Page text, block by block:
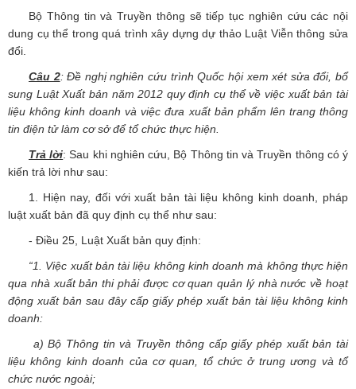
Bộ Thông tin và Truyền thông sẽ tiếp tục nghiên cứu các nội
dung cụ thể trong quá trình xây dựng dự thảo Luật Viễn thông sửa
đổi.
Câu 2: Đề nghị nghiên cứu trình Quốc hội xem xét sửa đổi, bổ
sung Luật Xuất bản năm 2012 quy định cụ thể về việc xuất bản tài
liệu không kinh doanh và việc đưa xuất bản phẩm lên trang thông
tin điện tử làm cơ sở để tổ chức thực hiện.
Trả lời: Sau khi nghiên cứu, Bộ Thông tin và Truyền thông có ý
kiến trả lời như sau:
1. Hiện nay, đối với xuất bản tài liệu không kinh doanh, pháp
luật xuất bản đã quy định cụ thể như sau:
- Điều 25, Luật Xuất bản quy định:
“1. Việc xuất bản tài liệu không kinh doanh mà không thực hiện
qua nhà xuất bản thi phải được cơ quan quản lý nhà nước về hoạt
động xuất bản sau đây cấp giấy phép xuất bản tài liệu không kinh
doanh:
a) Bộ Thông tin và Truyền thông cấp giấy phép xuất bản tài
liệu không kinh doanh của cơ quan, tổ chức ở trung ương và tổ
chức nước ngoài;